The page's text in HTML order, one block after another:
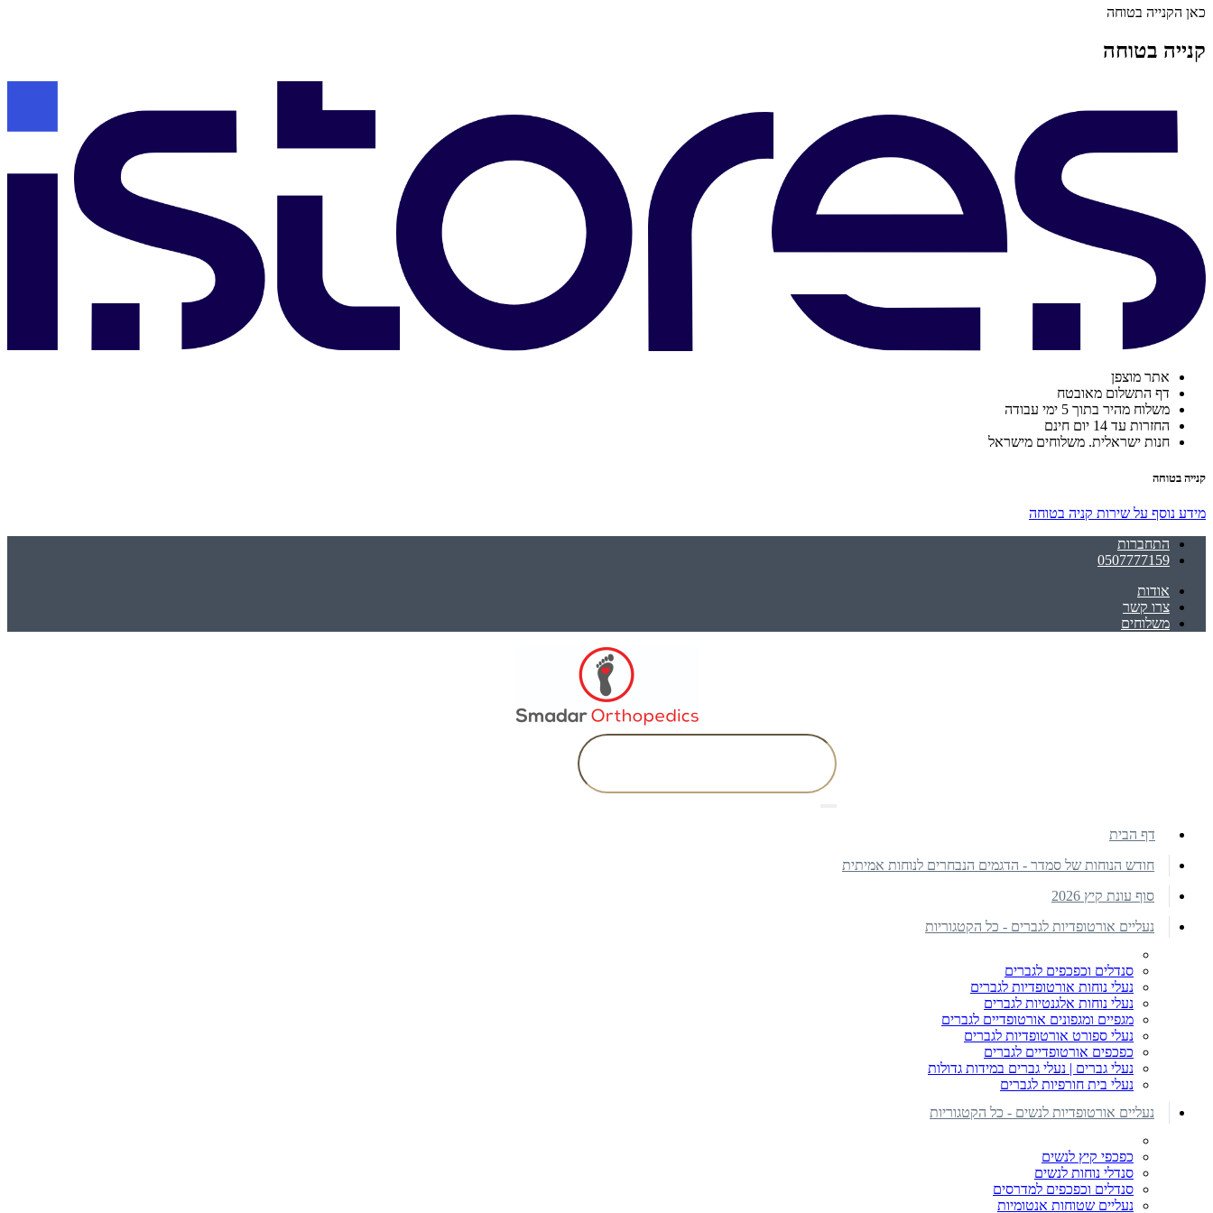
כאן הקנייה בטוחה
קנייה בטוחה
אתר מוצפן
דף התשלום מאובטח
משלוח מהיר בתוך 5 ימי עבודה
החזרות עד 14 יום חינם
חנות ישראלית. משלוחים מישראל
קנייה בטוחה
מידע נוסף על שירות קניה בטוחה
התחברות
0507777159
אודות
צרו קשר
משלוחים
דף הבית
חודש הנוחות של סמדר - הדגמים הנבחרים לנוחות אמיתית
סוף עונת קיץ 2026
נעליים אורטופדיות לגברים - כל הקטגוריות
סנדלים וכפכפים לגברים
נעלי נוחות אורטופדיות לגברים
נעלי נוחות אלגנטיות לגברים
מגפיים ומגפונים אורטופדיים לגברים
נעלי ספורט אורטופדיות לגברים
כפכפים אורטופדיים לגברים
נעלי גברים | נעלי גברים במידות גדולות
נעלי בית חורפיות לגברים
נעליים אורטופדיות לנשים - כל הקטגוריות
כפכפי קיץ לנשים
סנדלי נוחות לנשים
סנדלים וכפכפים למדרסים
נעליים שטוחות אנטומיות